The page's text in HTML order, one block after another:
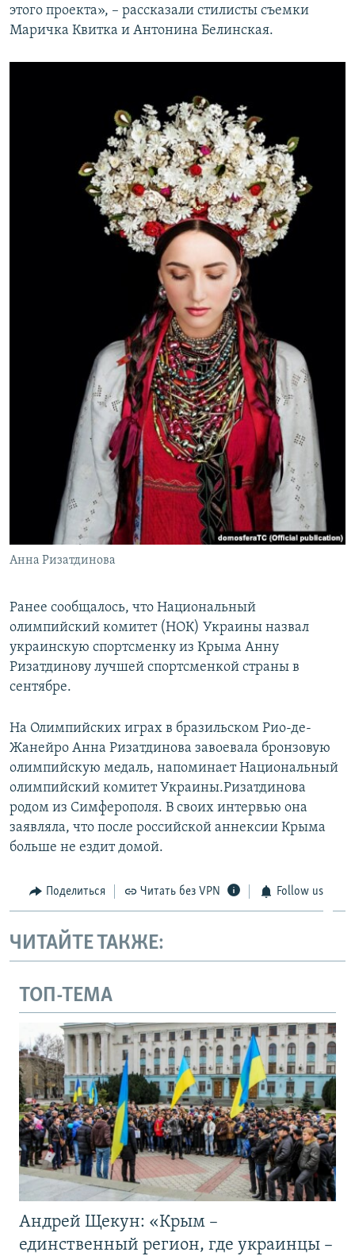
этого проекта», – рассказали стилисты съемки
Маричка Квитка и Антонина Белинская.
Анна Ризатдинова
Ранее сообщалось, что Национальный
олимпийский комитет (НОК) Украины назвал
украинскую спортсменку из Крыма Анну
Ризатдинову лучшей спортсменкой страны в
сентябре.
На Олимпийских играх в бразильском Рио-де-
Жанейро Анна Ризатдинова завоевала бронзовую
олимпийскую медаль, напоминает Национальный
олимпийский комитет Украины.Ризатдинова
родом из Симферополя. В своих интервью она
заявляла, что после российской аннексии Крыма
больше не ездит домой.
Поделиться Читать без VPN Follow us
ЧИТАЙТЕ ТАКЖЕ:
ТОП-ТЕМА
Андрей Щекун: «Крым –
единственный регион, где украинцы –